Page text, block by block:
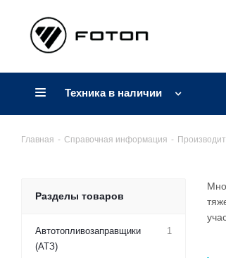
Техника в наличии
Главная - Справочная информация -
Разделы товаров
Автотопливозаправщики
(АТЗ)
1